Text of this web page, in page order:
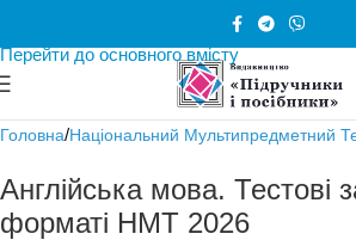
Перейти до основного вмісту
Головна/Національний Мультипредметний
Англійська мова. Тестові
форматі НМТ 2026